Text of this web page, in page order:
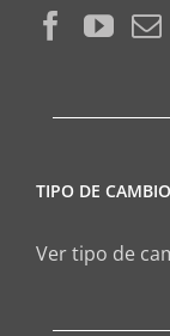
TIPO DE CAMBIO
Ver tipo de